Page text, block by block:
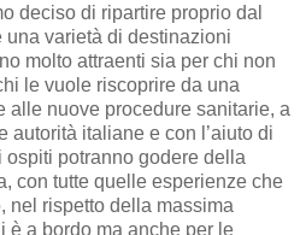
deciso di ripartire proprio dal
una varietà di destinazioni
molto attraenti sia per chi non
le vuole riscoprire da una
alle nuove procedure sanitarie, a
autorità italiane e con l’aiuto di
potranno godere della
con tutte quelle esperienze che
nel rispetto della massima
è a bordo ma anche per le